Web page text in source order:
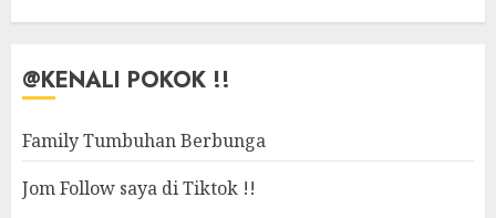
@KENALI POKOK !!
Family Tumbuhan Berbunga
Jom Follow saya di Tiktok !!